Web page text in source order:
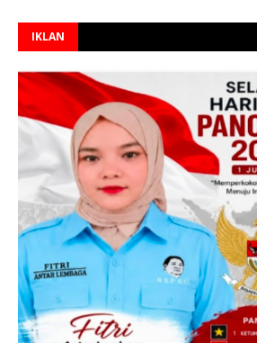
IKLAN